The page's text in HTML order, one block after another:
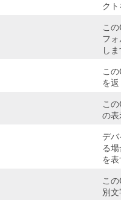
クト
この
フ
しま
この
を返
この
の表
デバ
る
を表
この
別文